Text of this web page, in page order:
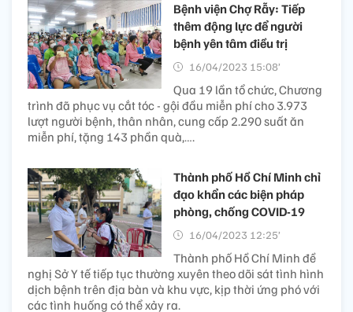
Bệnh viện Chợ Rẫy: Tiếp
thêm động lực để người
bệnh yên tâm điều trị
16/04/2023 15:08’
Qua 19 lần tổ chức, Chương
trình đã phục vụ cắt tóc - gội đầu miễn phí cho 3.973
lượt người bệnh, thân nhân, cung cấp 2.290 suất ăn
miễn phí, tặng 143 phần quà,….
Thành phố Hồ Chí Minh chỉ
đạo khẩn các biện pháp
phòng, chống COVID-19
16/04/2023 12:25’
Thành phố Hồ Chí Minh đề
nghị Sở Y tế tiếp tục thường xuyên theo dõi sát tình hình
dịch bệnh trên địa bàn và khu vực, kịp thời ứng phó với
các tình huống có thể xảy ra.